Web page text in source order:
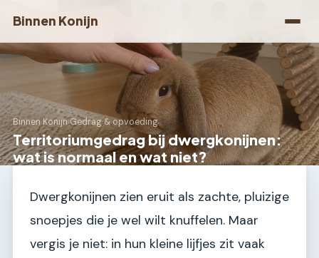
Binnen Konijn
Binnen Konijn›Gedrag & opvoeding
Territoriumgedrag bij dwergkonijnen:
wat is normaal en wat niet?
Dwergkonijnen zien eruit als zachte, pluizige
snoepjes die je wel wilt knuffelen. Maar
vergis je niet: in hun kleine lijfjes zit vaak